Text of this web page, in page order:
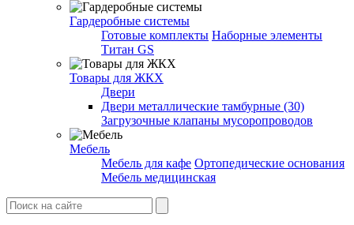
Гардеробные системы
Готовые комплекты Наборные элементы
Титан GS
Товары для ЖКХ
Двери
Двери металлические тамбурные (30)
Загрузочные клапаны мусоропроводов
Мебель
Мебель для кафе Ортопедические основания
Мебель медицинская